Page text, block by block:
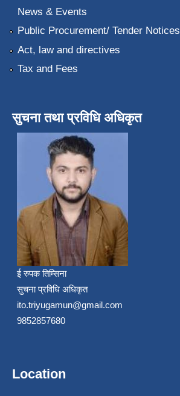
News & Events
Public Procurement/ Tender Notices
Act, law and directives
Tax and Fees
सुचना तथा प्रविधि अधिकृत
ई रुपक तिम्सिना
सुचना प्रविधि अधिकृत
ito.triyugamun@gmail.com
9852857680
Location